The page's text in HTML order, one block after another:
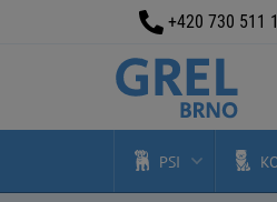
PSI
+420 730 511